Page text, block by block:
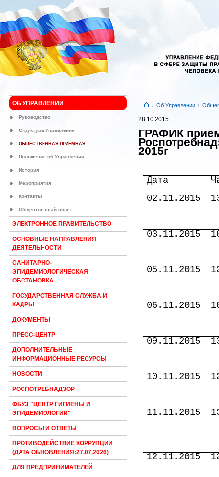
ОБ УПРАВЛЕНИИ
Руководство
Структура Управления
ОБЩЕСТВЕННАЯ ПРИЕМНАЯ
Положение об Управлении
История
Мероприятия
Контакты
Общественный совет
ЭЛЕКТРОННОЕ ПРАВИТЕЛЬСТВО
ОСНОВНЫЕ НАПРАВЛЕНИЯ
ДЕЯТЕЛЬНОСТИ
САНИТАРНО-
ЭПИДЕМИОЛОГИЧЕСКАЯ
ОБСТАНОВКА
ГОСУДАРСТВЕННАЯ СЛУЖБА И
КАДРЫ
ДОКУМЕНТЫ
ПРЕСС-ЦЕНТР
ДОПОЛНИТЕЛЬНЫЕ
ИНФОРМАЦИОННЫЕ РЕСУРСЫ
НОВОСТИ
РОСПОТРЕБНАДЗОР
ФБУЗ "ЦЕНТР ГИГИЕНЫ И
ЭПИДЕМИОЛОГИИ"
ВОПРОСЫ И ОТВЕТЫ
ПРОТИВОДЕЙСТВИЕ КОРРУПЦИИ
(ДАТА ОБНОВЛЕНИЯ:27.07.2026)
ДЛЯ ПРЕДПРИНИМАТЕЛЕЙ
/ Об Управлении/
28.10.2015
ГРАФИК
2015г
Дата
02.11.2015
03.11.2015
05.11.2015
06.11.2015
09.11.2015
10.11.2015
11.11.2015
12.11.2015